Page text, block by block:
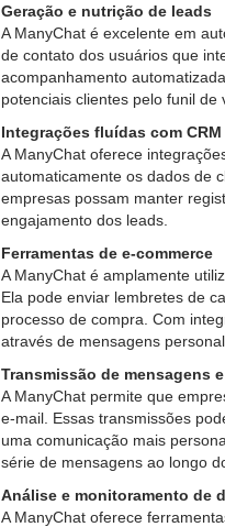
Geração e nutrição de leads
A ManyChat é excelente em
de contato dos usuários que
acompanhamento
potenciais clientes pelo funil de
Integrações fluídas com CRM
A ManyChat oferece
automaticamente os dados de
empresas possam manter
engajamento dos leads.
Ferramentas de e-commerce
A ManyChat é amplamente
Ela pode enviar lembretes de
processo de compra. Com
através de mensagens
Transmissão de mensagens
A ManyChat permite que
e-mail. Essas transmissões
uma comunicação mais
série de mensagens ao longo
Análise e monitoramento de
A ManyChat oferece